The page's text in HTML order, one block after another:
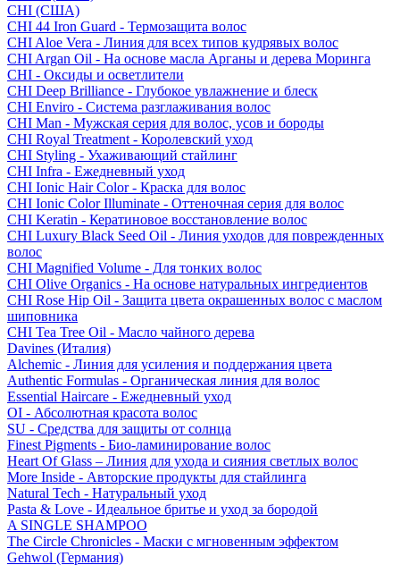
CHI (США)
CHI 44 Iron Guard - Термозащита волос
CHI Aloe Vera - Линия для всех типов кудрявых волос
CHI Argan Oil - На основе масла Арганы и дерева Моринга
CHI - Оксиды и осветлители
CHI Deep Brilliance - Глубокое увлажнение и блеск
CHI Enviro - Система разглаживания волос
CHI Man - Мужская серия для волос, усов и бороды
CHI Royal Treatment - Королевский уход
CHI Styling - Ухаживающий стайлинг
CHI Infra - Ежедневный уход
CHI Ionic Hair Color - Краска для волос
CHI Ionic Color Illuminate - Оттеночная серия для волос
CHI Keratin - Кератиновое восстановление волос
CHI Luxury Black Seed Oil - Линия уходов для поврежденных
волос
CHI Magnified Volume - Для тонких волос
CHI Olive Organics - На основе натуральных ингредиентов
CHI Rose Hip Oil - Защита цвета окрашенных волос с маслом
шиповника
CHI Tea Tree Oil - Масло чайного дерева
Davines (Италия)
Alchemic - Линия для усиления и поддержания цвета
Authentic Formulas - Органическая линия для волос
Essential Haircare - Eжедневный уход
OI - Абсолютная красота волос
SU - Средства для защиты от солнца
Finest Pigments - Био-ламинирование волос
Heart Of Glass – Линия для ухода и сияния светлых волос
More Inside - Авторские продукты для стайлинга
Natural Tech - Натуральный уход
Pasta & Love - Идеальное бритье и уход за бородой
A SINGLE SHAMPOO
The Circle Chronicles - Маски с мгновенным эффектом
Gehwol (Германия)